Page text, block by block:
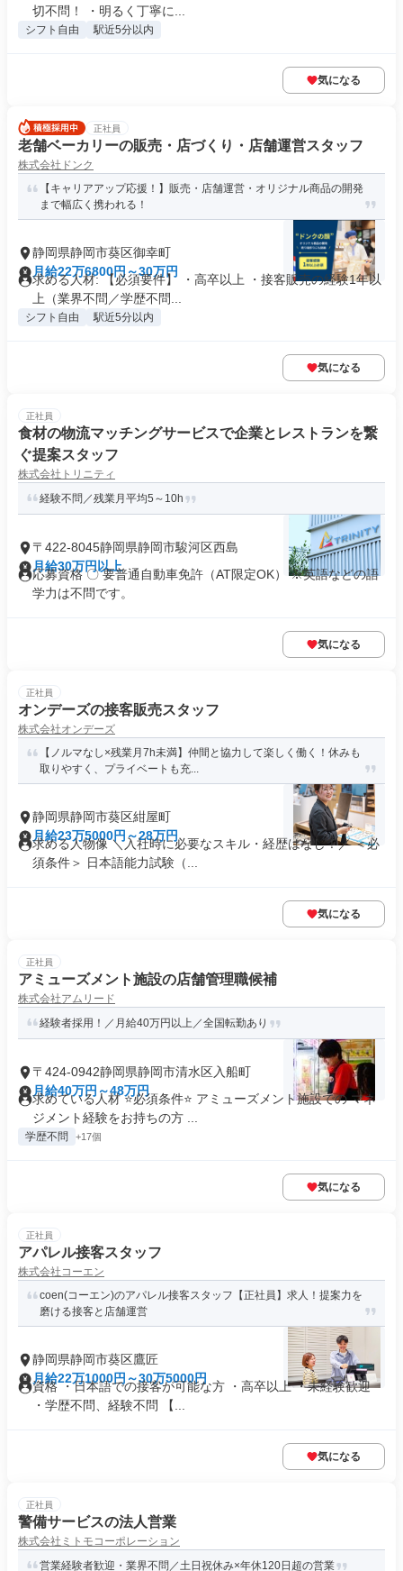
切不問！ ・明るく丁寧に...
シフト自由 駅近5分以内
気になる
正社員
老舗ベーカリーの販売・店づくり・店舗運営スタッフ
株式会社ドンク
【キャリアアップ応援！】販売・店舗運営・オリジナル商品の開発
まで幅広く携われる！
静岡県静岡市葵区御幸町
月給22万6800円～30万円
求める人材: 【必須要件】 ・高卒以上 ・接客販売の経験1年以
上（業界不問／学歴不問...
シフト自由 駅近5分以内
気になる
正社員
食材の物流マッチングサービスで企業とレストランを繋
ぐ提案スタッフ
株式会社トリニティ
経験不問／残業月平均5～10h
〒422-8045静岡県静岡市駿河区西島
月給30万円以上
応募資格 〇 要普通自動車免許（AT限定OK） ※英語などの語
学力は不問です。
気になる
正社員
オンデーズの接客販売スタッフ
株式会社オンデーズ
【ノルマなし×残業月7h未満】仲間と協力して楽しく働く！休みも
取りやすく、プライベートも充...
静岡県静岡市葵区紺屋町
月給23万5000円～28万円
求める人物像 ＼入社時に必要なスキル・経歴はなし！／ ＜必
須条件＞ 日本語能力試験（...
気になる
正社員
アミューズメント施設の店舗管理職候補
株式会社アムリード
経験者採用！／月給40万円以上／全国転勤あり
〒424-0942静岡県静岡市清水区入船町
月給40万円～48万円
求めている人材 ⭐必須条件⭐ アミューズメント施設での マネ
ジメント経験をお持ちの方 ...
学歴不問 +17個
気になる
正社員
アパレル接客スタッフ
株式会社コーエン
coen(コーエン)のアパレル接客スタッフ【正社員】求人！提案力を
磨ける接客と店舗運営
静岡県静岡市葵区鷹匠
月給22万1000円～30万5000円
資格 ・日本語での接客が可能な方 ・高卒以上 ・未経験歓迎
・学歴不問、経験不問 【...
気になる
正社員
警備サービスの法人営業
株式会社ミトモコーポレーション
営業経験者歓迎・業界不問／土日祝休み×年休120日超の営業